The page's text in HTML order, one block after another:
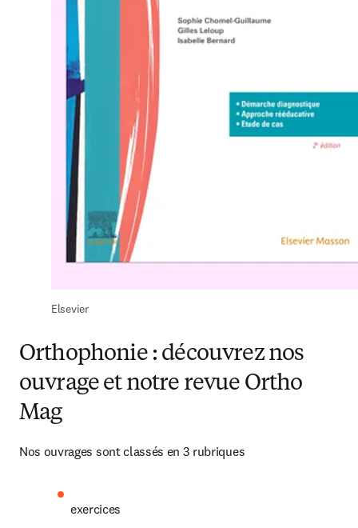
Elsevier
Orthophonie : découvrez nos
ouvrage et notre revue Ortho
Mag
Nos ouvrages sont classés en 3 rubriques
exercices